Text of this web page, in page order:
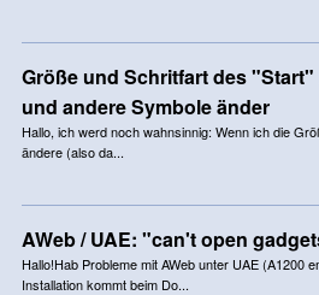
Größe und Schritfart des
und andere Symbole änder
Hallo, ich werd noch wahnsinnig: Wenn ich die
ändere (also da...
AWeb / UAE: "can't open
Hallo!Hab Probleme mit AWeb unter UAE (A1200
Installation kommt beim Do...